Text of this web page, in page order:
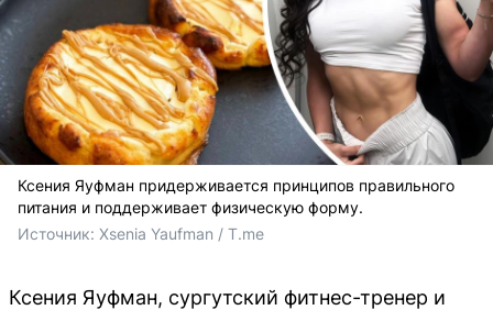
Ксения Яуфман придерживается принципов правильного
питания и поддерживает физическую форму.
Источник: Xsenia Yaufman / T.me
Ксения Яуфман, сургутский фитнес-тренер и